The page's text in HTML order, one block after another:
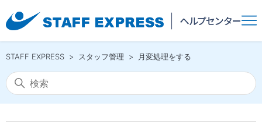
STAFF EXPRESS スタッフ管理 月変処理をする